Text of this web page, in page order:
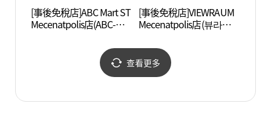
[事後免稅店]ABC Mart ST
Mecenatpolis店(ABC-
[事後免稅店]VIEWRAUM
Mecenatpolis店(뷰라움
查看更多